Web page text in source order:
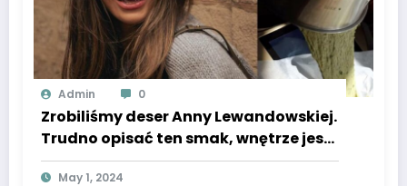
Admin 0
Zrobiliśmy deser Anny Lewandowskiej.
Trudno opisać ten smak, wnętrze jest
zielone.
May 1, 2024